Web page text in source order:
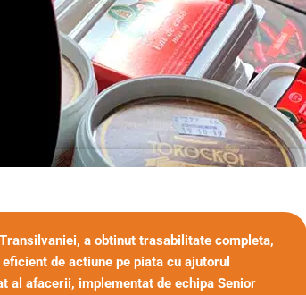
a obtinut trasabilitate completa,
de actiune pe piata cu ajutorul
al afacerii, implementat de echipa Senior